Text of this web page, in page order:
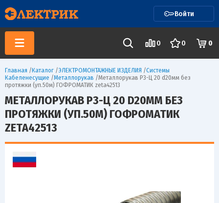
Войти
0 0 0
Главная /Каталог /ЭЛЕКТРОМОНТАЖНЫЕ ИЗДЕЛИЯ /Системы
Кабеленесущие /Металлорукав /Металлорукав Р3-Ц 20 d20мм без
протяжки (уп.50м) ГОФРОМАТИК zeta42513
МЕТАЛЛОРУКАВ Р3-Ц 20 D20ММ БЕЗ
ПРОТЯЖКИ (УП.50М) ГОФРОМАТИК
ZETA42513